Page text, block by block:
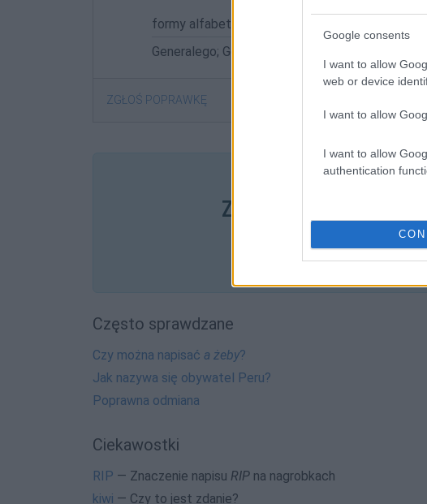
Google consents
I want to allow
web or device
I want to allow
I want to allow
authentication
formy alfabetycznie:
Generalego; Generalemu; Generali; Generalich;
ZGŁOŚ POPRAWKĘ
Pozostały
Zobacz, co zyskują
Często sprawdzane
Czy można napisać a żeby?
Jak nazywa się obywatel Peru?
Poprawna odmiana
Ciekawostki
RIP — Znaczenie napisu RIP na nagrobkach
kiwi — Czy to jest zdanie?